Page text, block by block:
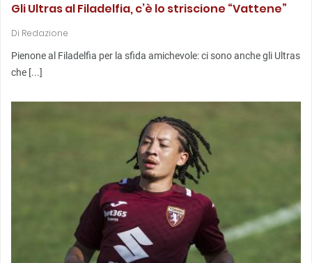
Gli Ultras al Filadelfia, c’è lo striscione “Vattene”
Di Redazione
Pienone al Filadelfia per la sfida amichevole: ci sono anche gli Ultras
che [...]